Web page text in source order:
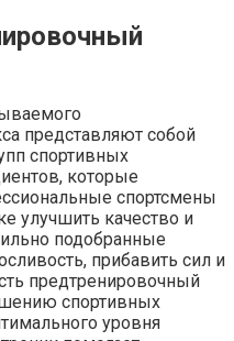
представляют собой
спортивных
которые
спортсмены
улучшить качество и
подобранные
прибавить сил и
предтренировочный
спортивных
уровня